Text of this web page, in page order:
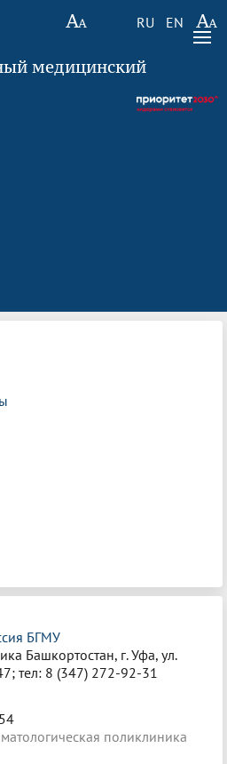
RU EN
медицинский
БГМУ
Башкортостан, г. Уфа, ул.
тел: 8 (347) 272-92-31
поликлиника